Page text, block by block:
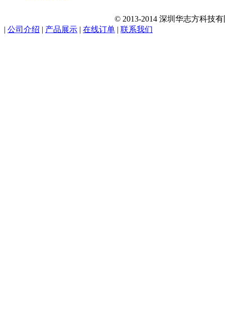
© 2013-2014 深圳华志方科技
| 公司介绍 | 产品展示 | 在线订单 | 联系我们